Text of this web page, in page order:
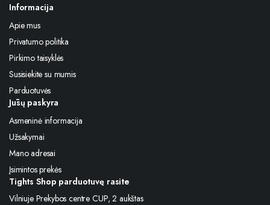
Informacija
Apie mus
Privatumo politika
Pirkimo taisyklės
Susisiekite su mumis
Parduotuvės
Jūsų paskyra
Asmeninė informacija
Užsakymai
Mano adresai
Įsimintos prekės
Tights Shop parduotuvę rasite
Vilniuje Prekybos centre CUP, 2 aukštas